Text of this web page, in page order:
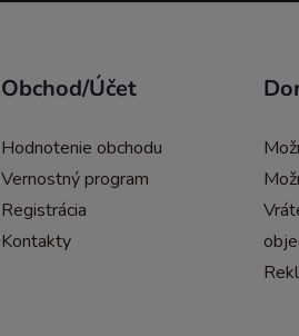
Obchod/Účet
Hodnotenie obchodu
Vernostný program
Registrácia
Kontakty